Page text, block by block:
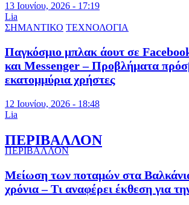
13 Ιουνίου, 2026 - 17:19
Lia
ΣΗΜΑΝΤΙΚΟ ΤΕΧΝΟΛΟΓΙΑ
Παγκόσμιο μπλακ άουτ σε
και Messenger – Προβλήματα
εκατομμύρια χρήστες
12 Ιουνίου, 2026 - 18:48
Lia
ΠΕΡΙΒΑΛΛΟΝ
ΠΕΡΙΒΑΛΛΟΝ
Μείωση των ποταμών στα
χρόνια – Τι αναφέρει έκθεση για